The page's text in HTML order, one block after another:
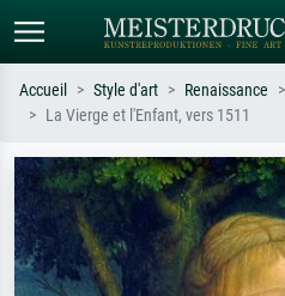
Recherchez par artiste, titre ou style –
ex. Monet, Nuit étoilée,
impressionnisme, vague de Hokusai,
Accueil Style d'art Renaissance
La Vierge et l'Enfant, vers 1511